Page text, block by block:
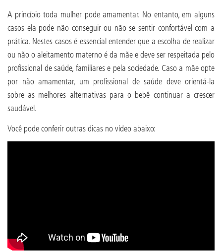
A princípio toda mulher pode amamentar. No entanto, em alguns
casos ela pode não conseguir ou não se sentir confortável com a
prática. Nestes casos é essencial entender que a escolha de realizar
ou não o aleitamento materno é da mãe e deve ser respeitada pelo
profissional de saúde, familiares e pela sociedade. Caso a mãe opte
por não amamentar, um profissional de saúde deve orientá-la
sobre as melhores alternativas para o bebê continuar a crescer
saudável.
Você pode conferir outras dicas no vídeo abaixo: